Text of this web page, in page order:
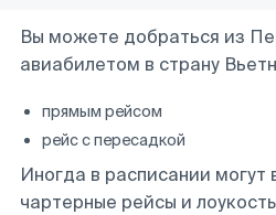
Вы можете добраться из
авиабилетом в страну
прямым рейсом
рейс с пересадкой
Иногда в расписании могут
чартерные рейсы и